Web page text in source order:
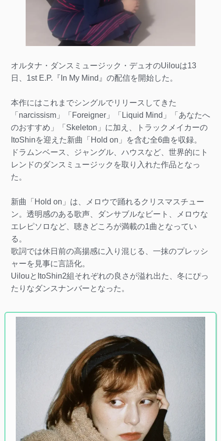
オルタナ・ダンスミュージック・デュオのUilouは13
日、1st E.P.『In My Mind』の配信を開始した。
本作にはこれまでシングルでリリースしてきた
「narcissism」「Foreigner」「Liquid Mind」「あなたへ
のおすすめ」「Skeleton」に加え、トラックメイカーの
ItoShinを迎えた新曲「Hold on」を含む全6曲を収録。
ドラムンベース、ジャングル、ハウスなど、世界的にト
レンドのダンスミュージックを取り入れた作品となっ
た。
新曲「Hold on」は、メロウで踊れるクリスマスチュー
ン。透明感のある歌声、ダンサブルなビート、メロウな
エレピソロなど、聴きどころが満載の1曲となってい
る。
歌詞では休日前の高揚感に入り混じる、一抹のプレッシ
ャーを見事に言語化。
UilouとItoShin2組それぞれの良さが溢れ出た、冬にぴっ
たりなダンスナンバーとなった。